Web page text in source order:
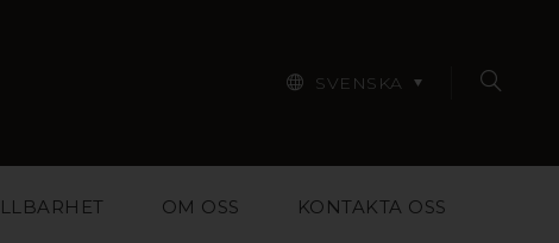
SVENSKA
OM OSS KONTAKTA OSS